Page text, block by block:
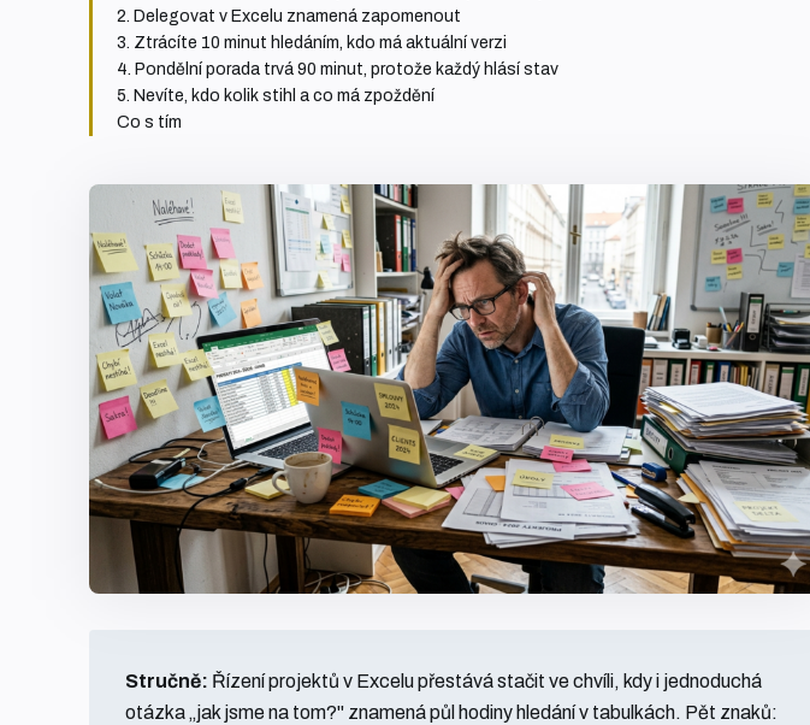
2. Delegovat v Excelu znamená zapomenout
3. Ztrácíte 10 minut hledáním, kdo má aktuální verzi
4. Pondělní porada trvá 90 minut, protože každý hlásí stav
5. Nevíte, kdo kolik stihl a co má zpoždění
Co s tím
Stručně: Řízení projektů v Excelu přestává stačit ve chvíli, kdy i jednoduchá
otázka „jak jsme na tom?" znamená půl hodiny hledání v tabulkách. Pět znaků: